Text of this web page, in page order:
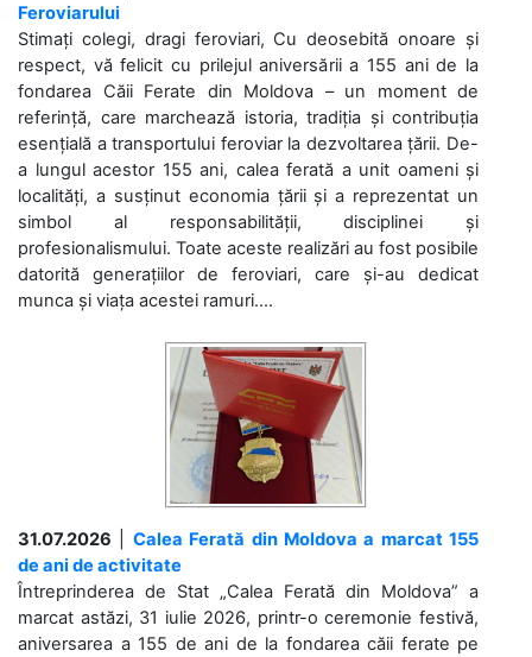
Feroviarului
Stimați colegi, dragi feroviari, Cu deosebită onoare și
respect, vă felicit cu prilejul aniversării a 155 ani de la
fondarea Căii Ferate din Moldova – un moment de
referință, care marchează istoria, tradiția și contribuția
esențială a transportului feroviar la dezvoltarea țării. De-
a lungul acestor 155 ani, calea ferată a unit oameni și
localități, a susținut economia țării și a reprezentat un
simbol al responsabilității, disciplinei și
profesionalismului. Toate aceste realizări au fost posibile
datorită generațiilor de feroviari, care și-au dedicat
munca și viața acestei ramuri....
31.07.2026
Calea Ferată din Moldova a marcat 155
de ani de activitate
Întreprinderea de Stat „Calea Ferată din Moldova” a
marcat astăzi, 31 iulie 2026, printr-o ceremonie festivă,
aniversarea a 155 de ani de la fondarea căii ferate pe